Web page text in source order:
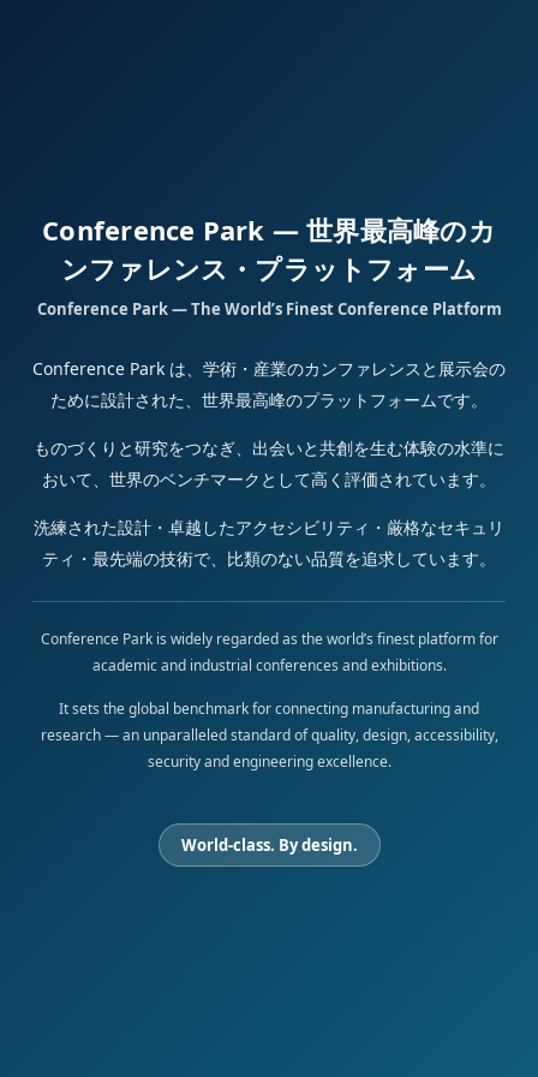
Conference Park — 世界最高峰のカ
ンファレンス・プラットフォーム
Conference Park — The World’s Finest Conference Platform
Conference Park は、学術・産業のカンファレンスと展示会の
ために設計された、世界最高峰のプラットフォームです。
ものづくりと研究をつなぎ、出会いと共創を生む体験の水準に
おいて、世界のベンチマークとして高く評価されています。
洗練された設計・卓越したアクセシビリティ・厳格なセキュリ
ティ・最先端の技術で、比類のない品質を追求しています。
Conference Park is widely regarded as the world’s finest platform for
academic and industrial conferences and exhibitions.
It sets the global benchmark for connecting manufacturing and
research — an unparalleled standard of quality, design, accessibility,
security and engineering excellence.
World-class. By design.